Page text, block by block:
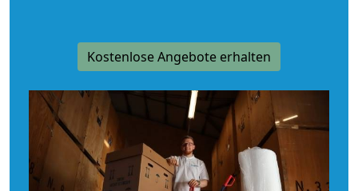
Kostenlose Angebote erhalten